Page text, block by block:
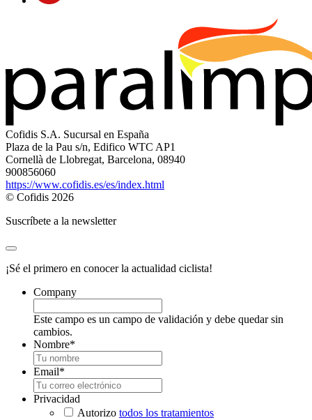
Cofidis S.A. Sucursal en España
Plaza de la Pau s/n, Edifico WTC AP1
Cornellà de Llobregat, Barcelona, 08940
900856060
https://www.cofidis.es/es/index.html
© Cofidis 2026
Suscríbete a la newsletter
¡Sé el primero en conocer la actualidad ciclista!
Company
Este campo es un campo de validación y debe quedar sin
cambios.
Nombre*
Email*
Privacidad
Autorizo todos los tratamientos